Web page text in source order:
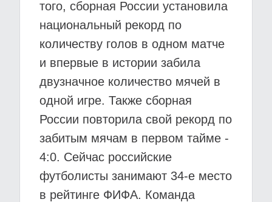
того, сборная России установила
национальный рекорд по
количеству голов в одном матче
и впервые в истории забила
двузначное количество мячей в
одной игре. Также сборная
России повторила свой рекорд по
забитым мячам в первом тайме -
4:0. Сейчас российские
футболисты занимают 34-е место
в рейтинге ФИФА. Команда